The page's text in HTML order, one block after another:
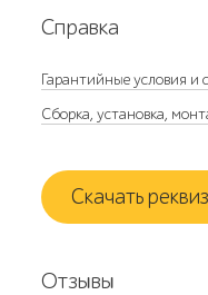
Справка
Гарантийные условия и
Сборка, установка,
Скачать
Отзывы